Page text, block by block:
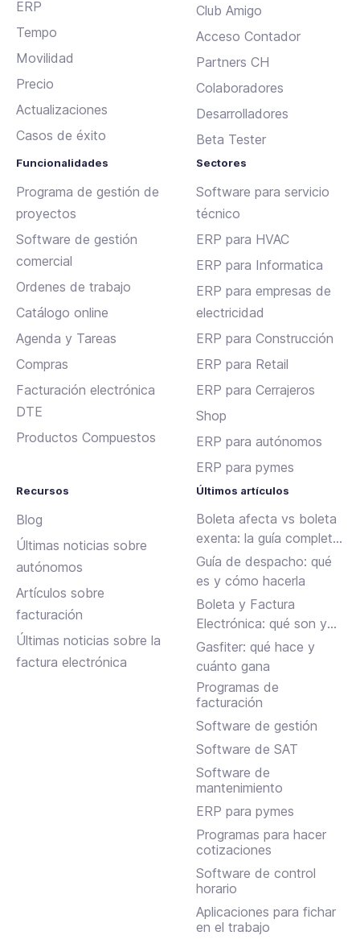
ERP
Tempo
Movilidad
Precio
Actualizaciones
Casos de éxito
Club Amigo
Acceso Contador
Partners CH
Colaboradores
Desarrolladores
Beta Tester
Funcionalidades
Programa de gestión de
proyectos
Software de gestión
comercial
Ordenes de trabajo
Catálogo online
Agenda y Tareas
Compras
Facturación electrónica
DTE
Productos Compuestos
Sectores
Software para servicio
técnico
ERP para HVAC
ERP para Informatica
ERP para empresas de
electricidad
ERP para Construcción
ERP para Retail
ERP para Cerrajeros
Shop
ERP para autónomos
ERP para pymes
Recursos
Blog
Últimas noticias sobre
autónomos
Artículos sobre
facturación
Últimas noticias sobre la
factura electrónica
Últimos artículos
Boleta afecta vs boleta
exenta: la guía completa
para emitir sin errores en
Chile
Guía de despacho: qué
es y cómo hacerla
Boleta y Factura
Electrónica: qué son y
en qué se diferencian
Gasfiter: qué hace y
cuánto gana
Programas de
facturación
Software de gestión
Software de SAT
Software de
mantenimiento
ERP para pymes
Programas para hacer
cotizaciones
Software de control
horario
Aplicaciones para fichar
en el trabajo